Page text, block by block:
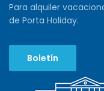
Para alquiler
de Porta Holiday.
Boletín